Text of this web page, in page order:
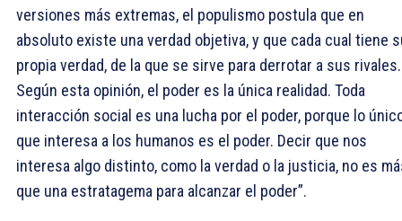
versiones más extremas, el populismo postula que en
absoluto existe una verdad objetiva, y que cada cual tiene
propia verdad, de la que se sirve para derrotar a sus rivales.
Según esta opinión, el poder es la única realidad. Toda
interacción social es una lucha por el poder, porque lo
que interesa a los humanos es el poder. Decir que nos
interesa algo distinto, como la verdad o la justicia, no es
que una estratagema para alcanzar el poder”.